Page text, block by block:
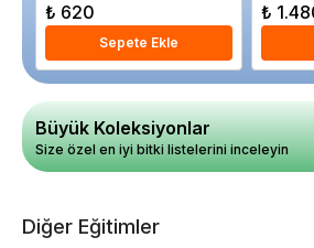
₺ 620
Sepete Ekle
₺
Büyük Koleksiyonlar
Size özel en iyi bitki listelerini inceleyin
Diğer Eğitimler